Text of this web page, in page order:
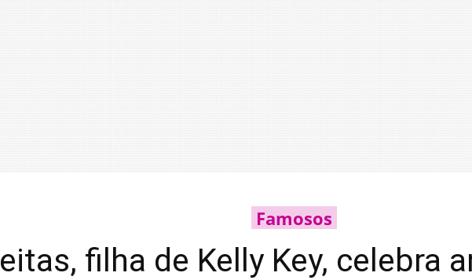
Famosos
filha de Kelly Key, celebra